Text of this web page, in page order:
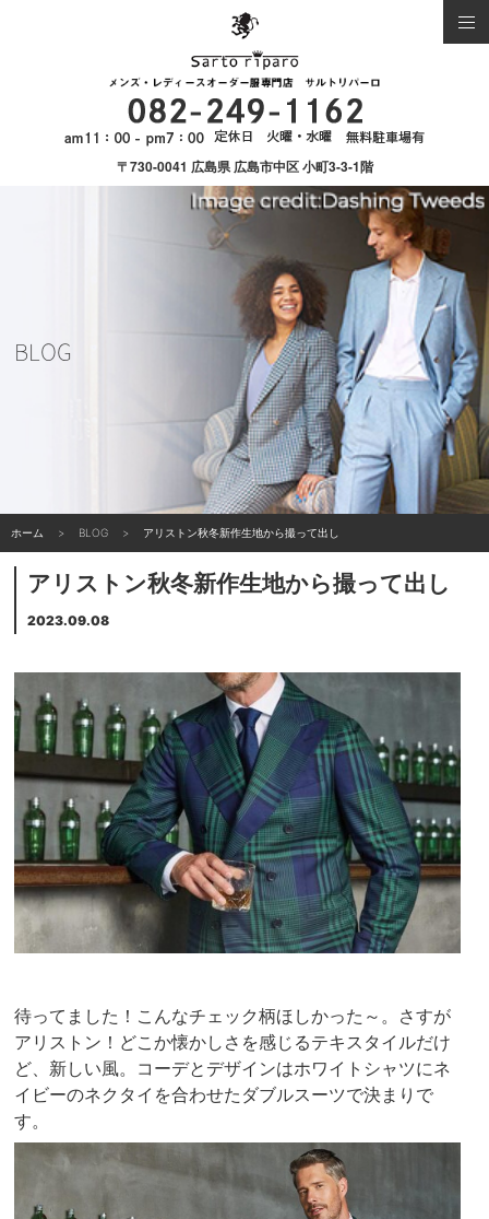
〒730-0041 広島県 広島市中区 小町3-3-1階
BLOG
ホーム BLOG アリストン秋冬新作生地から撮って出し
アリストン秋冬新作生地から撮って出し
2023.09.08
待ってました！こんなチェック柄ほしかった～。さすが
アリストン！どこか懐かしさを感じるテキスタイルだけ
ど、新しい風。コーデとデザインはホワイトシャツにネ
イビーのネクタイを合わせたダブルスーツで決まりで
す。